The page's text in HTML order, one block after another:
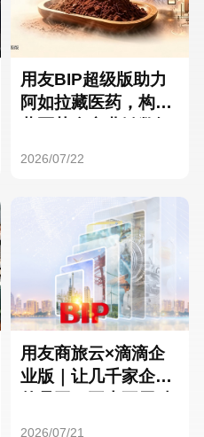
用友BIP超级版助力
阿如拉藏医药，构建
2026/07/22
用友商旅云×滴滴企
业版｜让几千家企业
2026/07/21